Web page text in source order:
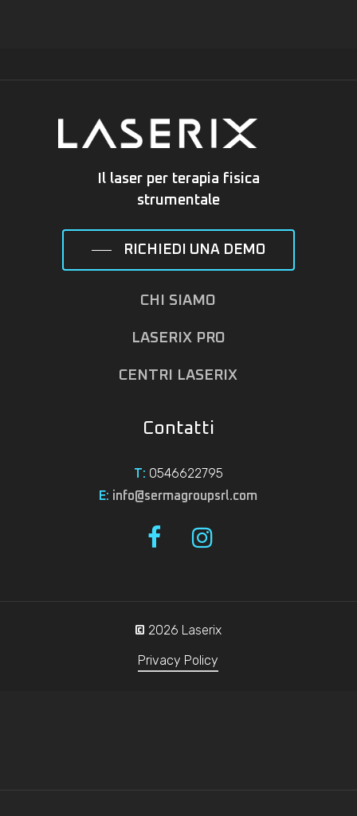
Il laser per terapia fisica
strumentale
RICHIEDI UNA DEMO
CHI SIAMO
LASERIX PRO
CENTRI LASERIX
Contatti
T: 0546622795
E: info@sermagroupsrl.com
© 2026 Laserix
Privacy Policy